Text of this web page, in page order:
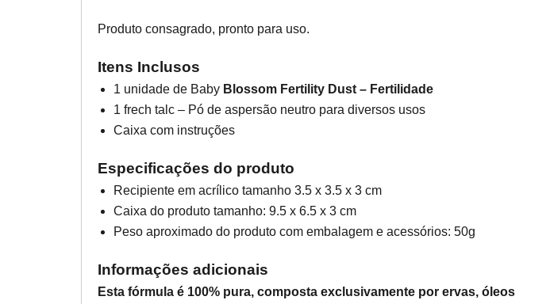
Produto consagrado, pronto para uso.
Itens Inclusos
1 unidade de Baby Blossom Fertility Dust – Fertilidade
1 frech talc – Pó de aspersão neutro para diversos usos
Caixa com instruções
Especificações do produto
Recipiente em acrílico tamanho 3.5 x 3.5 x 3 cm
Caixa do produto tamanho: 9.5 x 6.5 x 3 cm
Peso aproximado do produto com embalagem e acessórios: 50g
Informações adicionais
Esta fórmula é 100% pura, composta exclusivamente por ervas, óleos